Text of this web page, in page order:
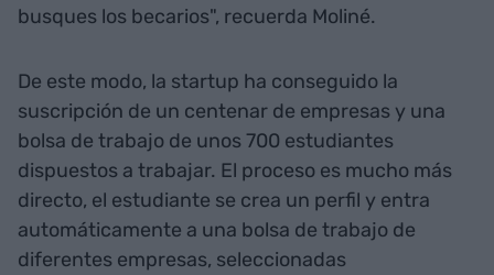
busques los becarios", recuerda Moliné.
De este modo, la startup ha conseguido la
suscripción de un centenar de empresas y una
bolsa de trabajo de unos 700 estudiantes
dispuestos a trabajar. El proceso es mucho más
directo, el estudiante se crea un perfil y entra
automáticamente a una bolsa de trabajo de
diferentes empresas, seleccionadas